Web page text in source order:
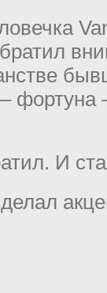
фортуна
И